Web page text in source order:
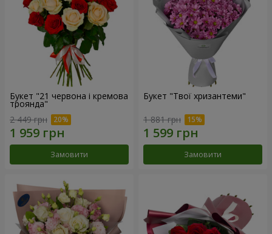
Букет "21 червона і кремова
троянда"
2 449 грн
Замовити
Букет "Твої хризантеми"
1 881 грн
Замовити